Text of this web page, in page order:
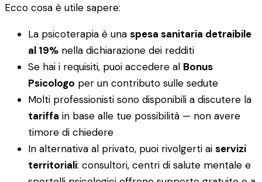
Ecco cosa è utile sapere:
La psicoterapia è una spesa sanitaria detraibile
al 19% nella dichiarazione dei redditi
Se hai i requisiti, puoi accedere al Bonus
Psicologo per un contributo sulle sedute
Molti professionisti sono disponibili a discutere la
tariffa in base alle tue possibilità — non avere
timore di chiedere
In alternativa al privato, puoi rivolgerti ai servizi
territoriali: consultori, centri di salute mentale e